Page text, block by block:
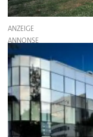
ANZEIGE